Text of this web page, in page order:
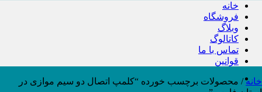
خانه
فروشگاه
وبلاگ
کاتالوگ
تماس با ما
قوانین
خانه / محصولات برچسب خورده “کلمپ اتصال دو سیم موازی در